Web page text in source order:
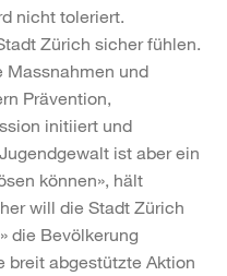
nicht toleriert.
Zürich sicher fühlen.
Massnahmen und
Prävention,
initiiert und
ist aber ein
können», hält
will die Stadt Zürich
die Bevölkerung
breit abgestützte Aktion